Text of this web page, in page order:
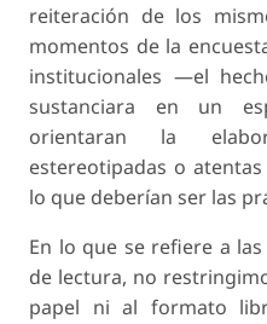
reiteración de los
momentos de la
institucionales —el
sustanciara en un
orientaran la
estereotipadas o
lo que deberían ser las
En lo que se refiere a
de lectura, no
papel ni al formato